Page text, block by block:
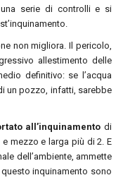
una serie di controlli e si
non migliora. Il pericolo,
allestimento delle
definitivo: se l’acqua
un pozzo, infatti, sarebbe
all’inquinamento di
mezzo e larga più di 2. E
dell’ambiente, ammette
inquinamento sono